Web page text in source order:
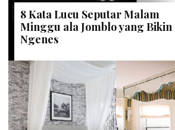
8 Kata Lucu Seputar Malam
Minggu ala Jomblo yang Bikin
Ngenes